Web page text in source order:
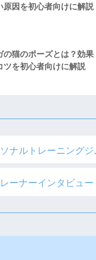
原因を初心者向けに解説
の猫のポーズとは？効
ツを初心者向けに解説
ナルトレーニングジ
レーナーインタビュー